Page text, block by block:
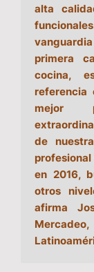
alta
primera
cocina,
referencia
mejor
de
en 2016,
otros
afirma